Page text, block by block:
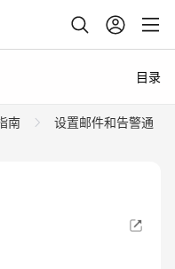
目录
南
设置邮件和告警通